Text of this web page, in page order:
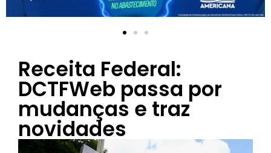
Receita Federal:
DCTFWeb passa por
mudanças e traz
novidades